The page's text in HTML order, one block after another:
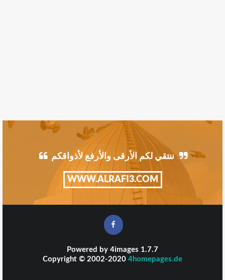
ننتقي لكم الأرقى والأرفع لأذواقكم
WWW.ALRAFI3.COM
Powered by 4images 1.7.7
Copyright © 2002-2020 4homepages.de